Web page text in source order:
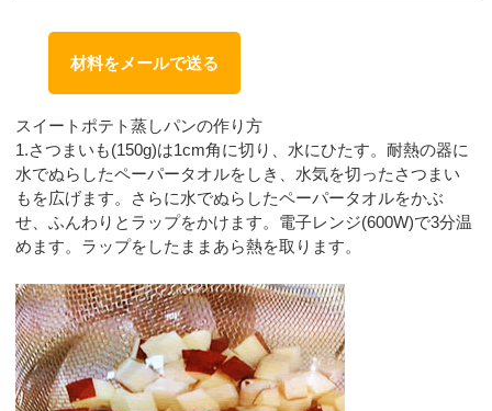
材料をメールで送る
スイートポテト蒸しパンの作り方
1.さつまいも(150g)は1cm角に切り、水にひたす。耐熱の器に
水でぬらしたペーパータオルをしき、水気を切ったさつまい
もを広げます。さらに水でぬらしたペーパータオルをかぶ
せ、ふんわりとラップをかけます。電子レンジ(600W)で3分温
めます。ラップをしたままあら熱を取ります。